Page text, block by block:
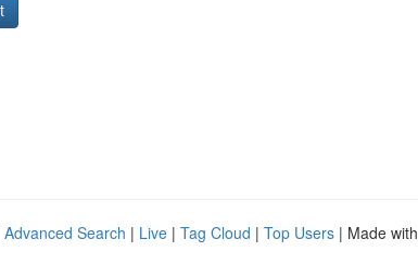
Advanced Search | Live | Tag Cloud | Top Users | Made with